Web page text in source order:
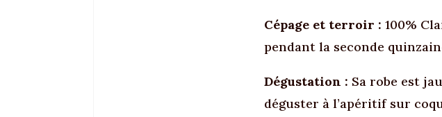
Cépage et terroir : 100%
pendant la seconde
Dégustation : Sa robe est
déguster à l’apéritif sur